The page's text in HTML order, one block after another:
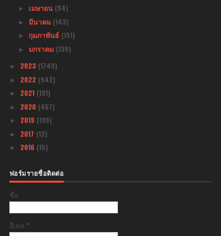
► เมษายน (94)
► มีนาคม (143)
► กุมภาพันธ์ (151)
► มกราคม (139)
► 2023 (1749)
► 2022 (942)
► 2021 (191)
► 2020 (467)
► 2019 (199)
► 2017 (12)
► 2016 (15)
ฟอร์มรายชื่อติดต่อ
ชื่อ
อีเมล *